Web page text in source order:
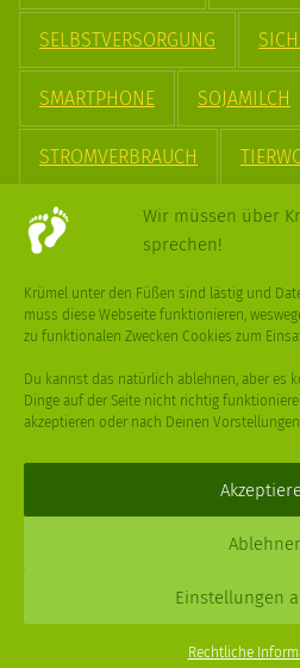
Wir müssen über
sprechen!
Krümel unter den Füßen sind lästig und
muss diese Webseite funktionieren,
zu funktionalen Zwecken Cookies zum
Du kannst das natürlich ablehnen, aber es
Dinge auf der Seite nicht richtig
akzeptieren oder nach Deinen
Einstellungen
Rechtliche Menu
SELBSTVERSORGUNG
SMARTPHONE SOJAMILCH
STROMVERBRAUCH
TREND UPCYCLING
WEIHNACHTSBAUM
XPDT : Marken & Kommunikation